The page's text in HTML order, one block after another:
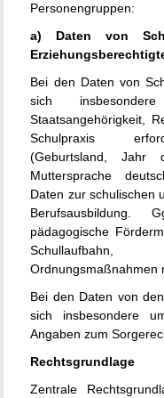
Personengruppen:
a) Daten von
Bei den Daten von
sich
Staatsangehörigkeit,
Schulpraxis
(Geburtsland, Jahr
Muttersprache
Daten zur schulischen
Berufsausbildung.
pädagogische
Schullaufbahn,
Ordnungsmaßnahmen
Bei den Daten von
sich insbesondere
Angaben zum
Rechtsgrundlage
Zentrale